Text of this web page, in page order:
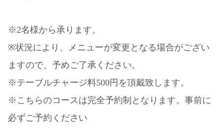
※2名様から承ります。
※状況により、メニューが変更となる場合がござい
ますので、予めご了承ください。
※テーブルチャージ料500円を頂戴致します。
※こちらのコースは完全予約制となります。事前に
必ずご予約ください